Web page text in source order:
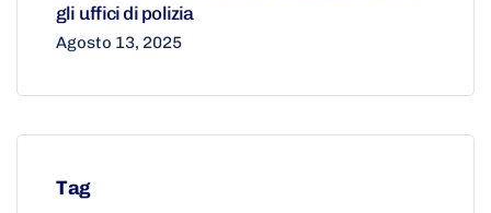
gli uffici di polizia
Agosto 13, 2025
Tag